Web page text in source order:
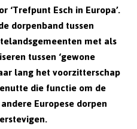
‘Trefpunt Esch in Europa’.
dorpenband tussen
met als
tussen ‘gewone
lang het voorzitterschap
die functie om de
Europese dorpen